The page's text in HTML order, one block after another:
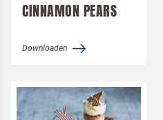
CINNAMON PEARS
Downloaden